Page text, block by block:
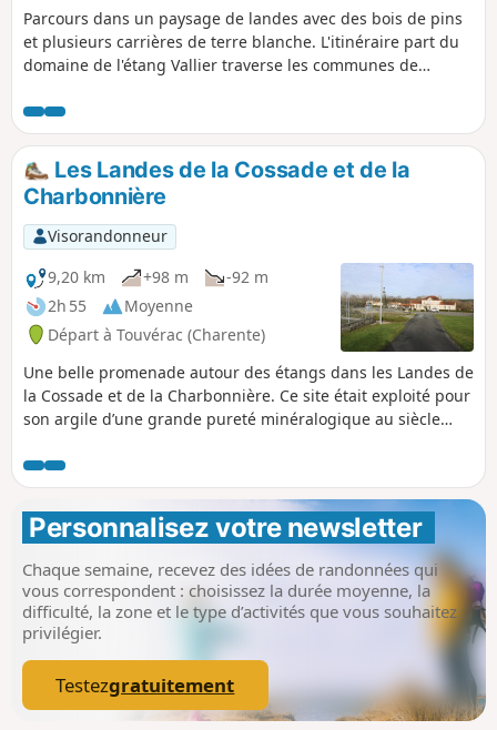
Parcours dans un paysage de landes avec des bois de pins
et plusieurs carrières de terre blanche. L'itinéraire part du
domaine de l'étang Vallier traverse les communes de
vallée de la Motte est remarquable.
Les Landes de la Cossade et de la
Charbonnière
Visorandonneur
9,20 km
+98 m
-92 m
2h 55
Moyenne
Départ à Touvérac (Charente)
Une belle promenade autour des étangs dans les Landes de
la Cossade et de la Charbonnière. Ce site était exploité pour
son argile d’une grande pureté minéralogique au siècle
de 30 à 50 m se remplir d'eau. Cette randonnée offre du
calme et du dépaysement. Certains lacs sont magnifiques !
Avec du soleil c’est encore plus beau. (!) baignade
strictement interdite
Personnalisez votre newsletter
Chaque semaine, recevez des idées de randonnées qui
vous correspondent : choisissez la durée moyenne, la
difficulté, la zone et le type d’activités que vous souhaitez
privilégier.
Testezgratuitement